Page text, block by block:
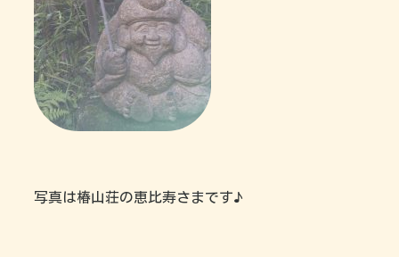
写真は椿山荘の恵比寿さまです♪